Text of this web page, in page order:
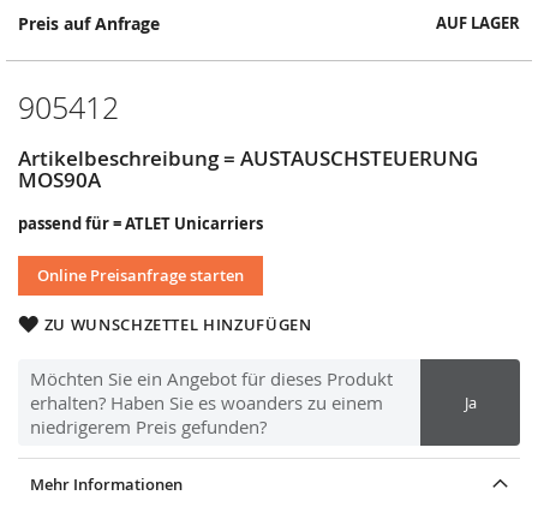
Preis auf Anfrage AUF LAGER
905412
Artikelbeschreibung = AUSTAUSCHSTEUERUNG
MOS90A
passend für = ATLET Unicarriers
Online Preisanfrage starten
ZU WUNSCHZETTEL HINZUFÜGEN
Möchten Sie ein Angebot für dieses Produkt
erhalten? Haben Sie es woanders zu einem
niedrigerem Preis gefunden?
Ja
Springe
Anfang
Bildergalerie
Mehr Informationen